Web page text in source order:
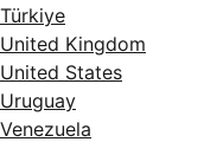
Türkiye
United Kingdom
United States
Uruguay
Venezuela